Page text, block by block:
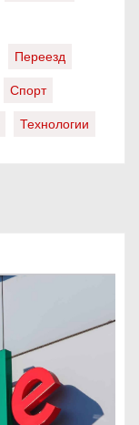
Переезд
Спорт
Технологии